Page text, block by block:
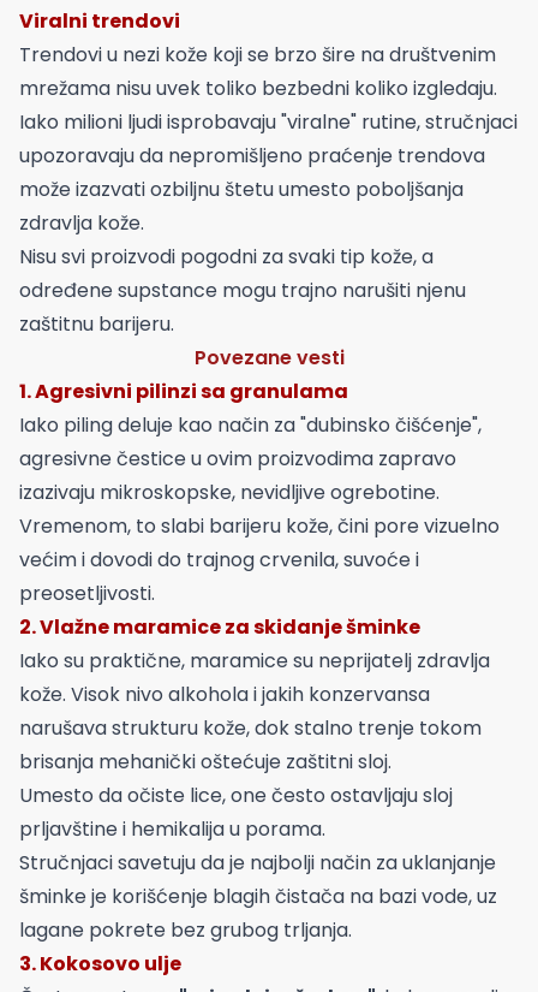
Viralni trendovi
Trendovi u nezi kože koji se brzo šire na društvenim
mrežama nisu uvek toliko bezbedni koliko izgledaju.
Iako milioni ljudi isprobavaju "viralne" rutine, stručnjaci
upozoravaju da nepromišljeno praćenje trendova
može izazvati ozbiljnu štetu umesto poboljšanja
zdravlja kože.
Nisu svi proizvodi pogodni za svaki tip kože, a
određene supstance mogu trajno narušiti njenu
zaštitnu barijeru.
Povezane vesti
1. Agresivni pilinzi sa granulama
Iako piling deluje kao način za "dubinsko čišćenje",
agresivne čestice u ovim proizvodima zapravo
izazivaju mikroskopske, nevidljive ogrebotine.
Vremenom, to slabi barijeru kože, čini pore vizuelno
većim i dovodi do trajnog crvenila, suvoće i
preosetljivosti.
2. Vlažne maramice za skidanje šminke
Iako su praktične, maramice su neprijatelj zdravlja
kože. Visok nivo alkohola i jakih konzervansa
narušava strukturu kože, dok stalno trenje tokom
brisanja mehanički oštećuje zaštitni sloj.
Umesto da očiste lice, one često ostavljaju sloj
prljavštine i hemikalija u porama.
Stručnjaci savetuju da je najbolji način za uklanjanje
šminke je korišćenje blagih čistača na bazi vode, uz
lagane pokrete bez grubog trljanja.
3. Kokosovo ulje